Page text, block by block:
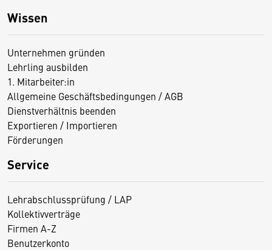
Wissen
Unternehmen gründen
Lehrling ausbilden
1. Mitarbeiter:in
Allgemeine Geschäftsbedingungen / AGB
Dienstverhältnis beenden
Exportieren / Importieren
Förderungen
Service
Lehrabschlussprüfung / LAP
Kollektivverträge
Firmen A-Z
Benutzerkonto